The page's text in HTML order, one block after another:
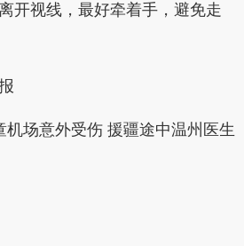
开视线，最好牵着手，避免走
场意外受伤 援疆途中温州医生